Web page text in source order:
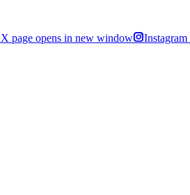
X page opens in new window